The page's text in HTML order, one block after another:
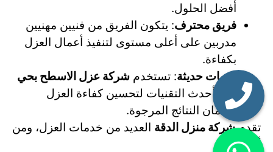
أفضل الحلول.
فريق محترف: يتكون الفريق من فنيين مهنيين
مدربين على أعلى مستوى لتنفيذ أعمال العزل
بكفاءة.
تقنيات حديثة: تستخدم شركة عزل الاسطح بحي
أحدث التقنيات لتحسين كفاءة العزل
وضمان النتائج المرجوة.
تقدمشركة منزل الدقة العديد من خدمات العزل، ومن
أهمها: